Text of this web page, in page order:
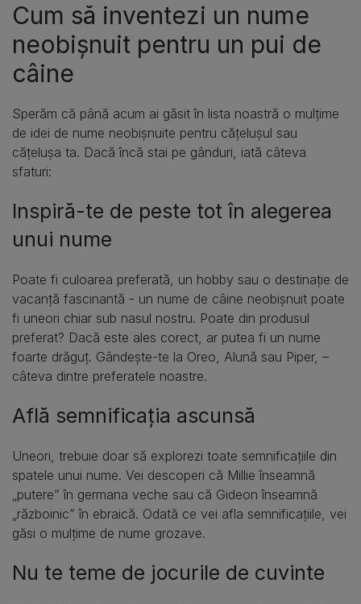
Cum să inventezi un nume
neobișnuit pentru un pui de
câine
Sperăm că până acum ai găsit în lista noastră o mulțime
de idei de nume neobișnuite pentru cățelușul sau
cățelușa ta. Dacă încă stai pe gânduri, iată câteva
sfaturi:
Inspiră-te de peste tot în alegerea
unui nume
Poate fi culoarea preferată, un hobby sau o destinație de
vacanță fascinantă - un nume de câine neobișnuit poate
fi uneori chiar sub nasul nostru. Poate din produsul
preferat? Dacă este ales corect, ar putea fi un nume
foarte drăguț. Gândește-te la Oreo, Alună sau Piper, –
câteva dintre preferatele noastre.
Află semnificația ascunsă
Uneori, trebuie doar să explorezi toate semnificațiile din
spatele unui nume. Vei descoperi că Millie înseamnă
„putere” în germana veche sau că Gideon înseamnă
„războinic” în ebraică. Odată ce vei afla semnificațiile, vei
găsi o mulțime de nume grozave.
Nu te teme de jocurile de cuvinte